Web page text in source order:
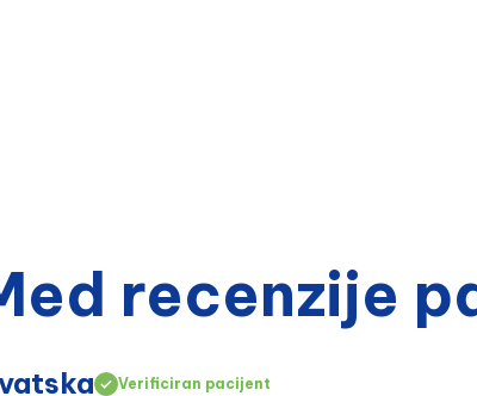
recenzije
Verificiran pacijent